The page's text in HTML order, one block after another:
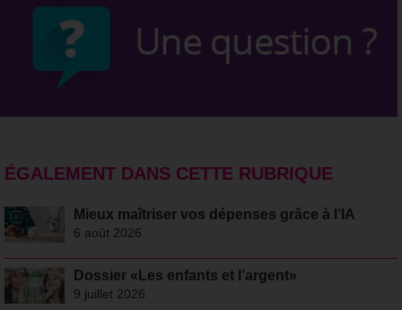
ÉGALEMENT DANS CETTE RUBRIQUE
Mieux maîtriser vos dépenses grâce à l’IA
6 août 2026
Dossier «Les enfants et l’argent»
9 juillet 2026